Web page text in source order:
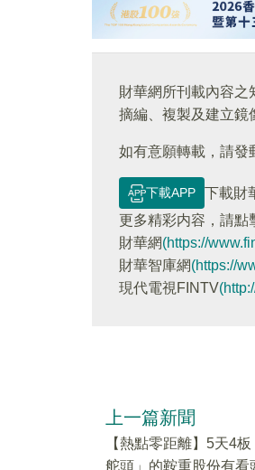
財華網所刊載內容之
摘編、複製及建立鏡
如有意願轉載，請發
下載APP
下載財
更多精彩内容，請點
財華網(https://
財華智庫網(https://
現代電視FINTV
上一篇新聞
【熱點零距離】5天4
舵頭」的鞍重股份有看